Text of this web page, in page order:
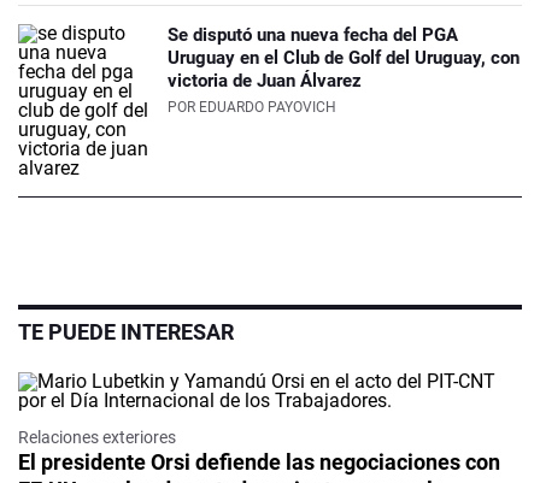
Se disputó una nueva fecha del PGA
Uruguay en el Club de Golf del Uruguay, con
victoria de Juan Álvarez
POR EDUARDO PAYOVICH
TE PUEDE INTERESAR
Relaciones exteriores
El presidente Orsi defiende las negociaciones con